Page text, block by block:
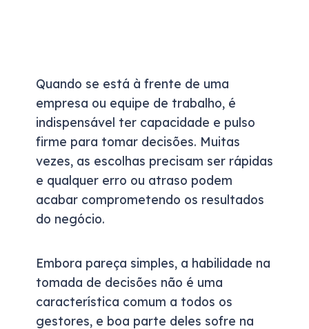
Quando se está à frente de uma
empresa ou equipe de trabalho, é
indispensável ter capacidade e pulso
firme para tomar decisões. Muitas
vezes, as escolhas precisam ser rápidas
e qualquer erro ou atraso podem
acabar comprometendo os resultados
do negócio.
Embora pareça simples, a habilidade na
tomada de decisões não é uma
característica comum a todos os
gestores, e boa parte deles sofre na